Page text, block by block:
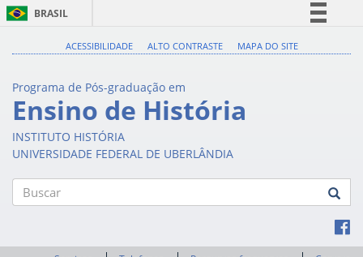
BRASIL
Acesso à informação
ACESSIBILIDADE ALTO CONTRASTE MAPA DO SITE
Programa de Pós-graduação em
Ensino de História
INSTITUTO HISTÓRIA
UNIVERSIDADE FEDERAL DE UBERLÂNDIA